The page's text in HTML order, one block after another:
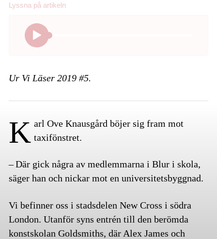
Lyssna på artikeln
Ur Vi Läser 2019 #5.
K arl Ove Knausgård böjer sig fram mot
taxifönstret.
– Där gick några av medlemmarna i Blur i skola,
säger han och nickar mot en universitetsbyggnad.
Vi befinner oss i stadsdelen New Cross i södra
London. Utanför syns entrén till den berömda
konstskolan Goldsmiths, där Alex James och